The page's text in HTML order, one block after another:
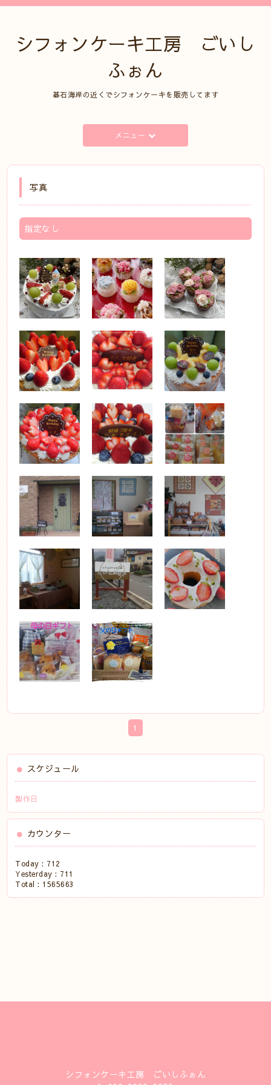
シフォンケーキ工房 ごいし
ふぉん
碁石海岸の近くでシフォンケーキを販売してます
メニュー
写真
指定なし
1
スケジュール
製作日
カウンター
Today : 712
Yesterday : 711
Total : 1565663
シフォンケーキ工房 ごいしふぉん